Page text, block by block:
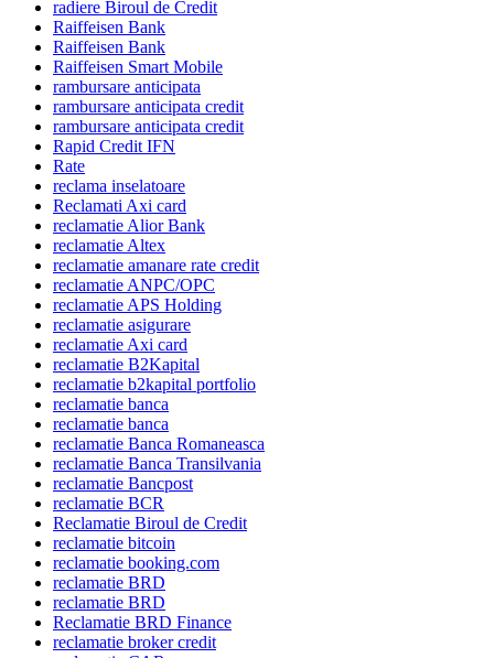
radiere Biroul de Credit
Raiffeisen Bank
Raiffeisen Bank
Raiffeisen Smart Mobile
rambursare anticipata
rambursare anticipata credit
rambursare anticipata credit
Rapid Credit IFN
Rate
reclama inselatoare
Reclamati Axi card
reclamatie Alior Bank
reclamatie Altex
reclamatie amanare rate credit
reclamatie ANPC/OPC
reclamatie APS Holding
reclamatie asigurare
reclamatie Axi card
reclamatie B2Kapital
reclamatie b2kapital portfolio
reclamatie banca
reclamatie banca
reclamatie Banca Romaneasca
reclamatie Banca Transilvania
reclamatie Bancpost
reclamatie BCR
Reclamatie Biroul de Credit
reclamatie bitcoin
reclamatie booking.com
reclamatie BRD
reclamatie BRD
Reclamatie BRD Finance
reclamatie broker credit